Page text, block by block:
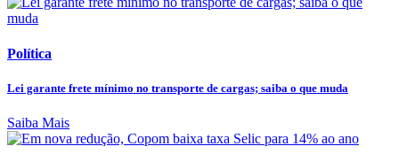
Política
Lei garante frete mínimo no transporte de cargas; saiba o que muda
Saiba Mais